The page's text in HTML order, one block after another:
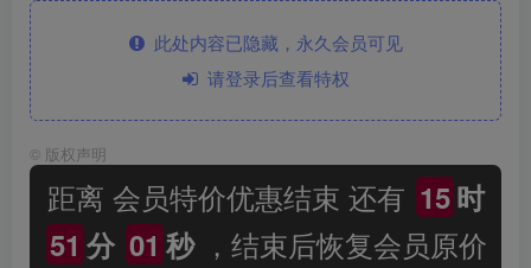
此处内容已隐藏，永久会员可见
请登录后查看特权
© 版权声明
距离 会员特价优惠结束 还有 15时
51 分 01 秒，结束后恢复会员原价